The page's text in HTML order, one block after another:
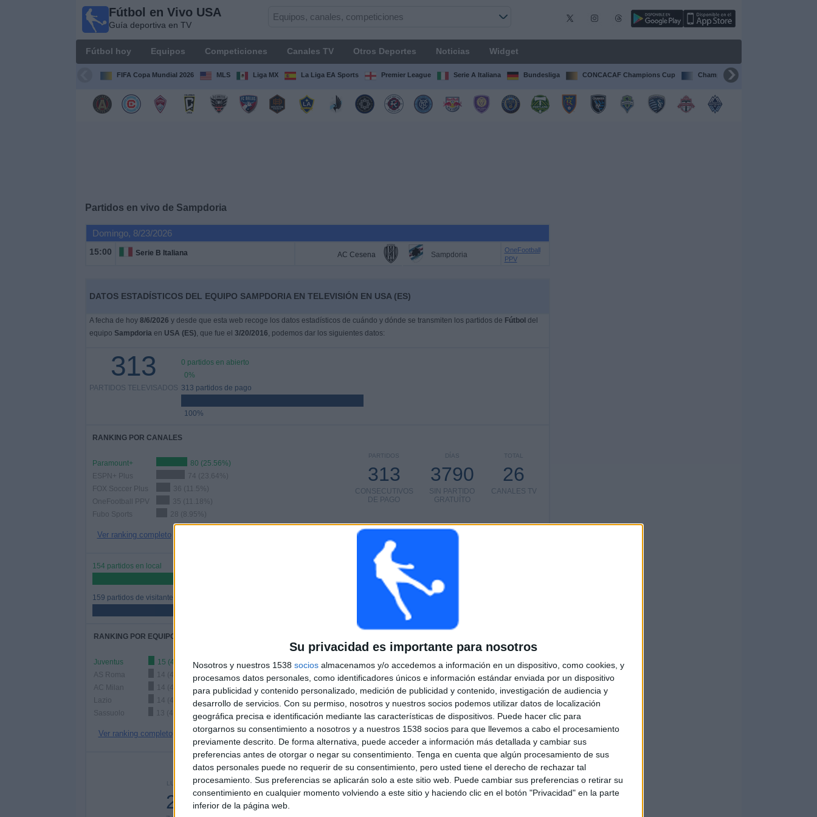
Su privacidad es importante para nosotros
Nosotros y nuestros 1538 socios almacenamos y/o accedemos a información en un dispositivo, como cookies, y
procesamos datos personales, como identificadores únicos e información estándar enviada por un dispositivo
para publicidad y contenido personalizado, medición de publicidad y contenido, investigación de audiencia y
desarrollo de servicios. Con su permiso, nosotros y nuestros socios podemos utilizar datos de localización
geográfica precisa e identificación mediante las características de dispositivos. Puede hacer clic para
otorgarnos su consentimiento a nosotros y a nuestros 1538 socios para que llevemos a cabo el procesamiento
previamente descrito. De forma alternativa, puede acceder a información más detallada y cambiar sus
preferencias antes de otorgar o negar su consentimiento. Tenga en cuenta que algún procesamiento de sus
datos personales puede no requerir de su consentimiento, pero usted tiene el derecho de rechazar tal
procesamiento. Sus preferencias se aplicarán solo a este sitio web. Puede cambiar sus preferencias o retirar su
consentimiento en cualquier momento volviendo a este sitio y haciendo clic en el botón "Privacidad" en la parte
inferior de la página web.
Fútbol en Vivo USA
Guía deportiva en TV
Fútbol hoy Equipos Competiciones Canales TV Otros Deportes Noticias Widget
FIFA Copa Mundial 2026 MLS Liga MX La Liga EA Sports Premier League Serie A Italiana Bundesliga CONCACAF Champions Cup Champions League
Partidos en vivo de Sampdoria
Domingo, 8/23/2026
15:00 Serie B Italiana AC Cesena Sampdoria
OneFootball
PPV
DATOS ESTADÍSTICOS DEL EQUIPO SAMPDORIA EN TELEVISIÓN EN USA (ES)
A fecha de hoy 8/6/2026 y desde que esta web recoge los datos estadísticos de cuándo y dónde se transmiten los partidos de Fútbol del
equipo Sampdoriaen USA (ES), que fue el 3/20/2016, podemos dar los siguientes datos:
313
PARTIDOS TELEVISADOS
0 partidos en abierto
0%
313 partidos de pago
100%
RANKING POR CANALES
Paramount+
80 (25.56%)
ESPN+ Plus
74 (23.64%)
FOX Soccer Plus
36 (11.5%)
OneFootball PPV
35 (11.18%)
Fubo Sports
28 (8.95%)
Ver ranking completo
TOTAL
26
CANALES TV
DÍAS
3790
SIN PARTIDO
GRATUÍTO
PARTIDOS
313
CONSECUTIVOS
DE PAGO
154 partidos en local
159 partidos de visitante
TOTAL
5
COMPETICIONES
RANKING POR EQUIPOS
Juventus
15 (4.79%)
AS Roma
14 (4.47%)
AC Milan
14 (4.47%)
Lazio
14 (4.47%)
Sassuolo
13 (4.15%)
Ver ranking completo
Serie A Italiana
239 (76.36%)
Serie B Italiana
63 (20.13%)
Coppa Italia
9 (2.88%)
Trofeo Joan Gamper
1 (0.32%)
Amistoso
1 (0.32%)
Ver ranking completo
Nº DE PARTIDOS POR DÍA DE LA SEMANA
LUNES
24
MARTES
10
MIÉRCOLES
37
JUEVES
8
VIERNES
13
SÁBADO
88
DOMINGO
133